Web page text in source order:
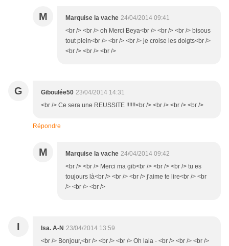
M Marquise la vache 24/04/2014 09:41
<br /> <br /> oh Merci Beya<br /> <br /> <br /> bisous
tout plein<br /> <br /> <br /> je croise les doigts<br />
<br /> <br /> <br />
G Giboulée50 23/04/2014 14:31
<br /> Ce sera une REUSSITE !!!!!!<br /> <br /> <br /> <br />
Répondre
M Marquise la vache 24/04/2014 09:42
<br /> <br /> Merci ma gib<br /> <br /> <br /> tu es
toujours là<br /> <br /> <br /> j'aime te lire<br /> <br
/> <br /> <br />
I Isa. A-N 23/04/2014 13:59
<br /> Bonjour,<br /> <br /> <br /> Oh lala - <br /> <br /> <br />